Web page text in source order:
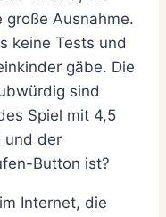
Ausnahme.
keine Tests und
gäbe. Die
sind
Spiel mit 4,5
und der
Button ist?
Internet, die